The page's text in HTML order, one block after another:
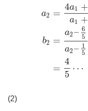
a2
b2
=
=
=
4a1 +
a1 +
a2– 6
5
a2– 1
5
4
5
⋯
(2)